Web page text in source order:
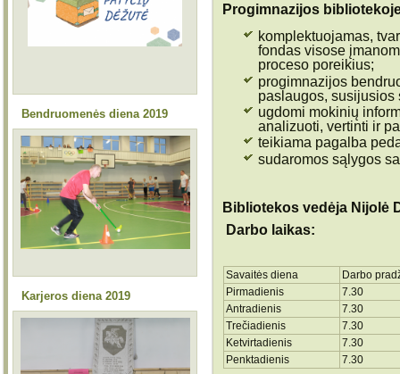
Bendruomenės diena 2019
Karjeros diena 2019
Progimnazijos
komplektuojamas,
fondas visose
proceso poreikius;
progimnazijos
paslaugos, susijusios
ugdomi mokinių
analizuoti, vertinti ir
teikiama pagalba
sudaromos sąlygos
Bibliotekos vedėja Nijolė
Darbo laikas:
Savaitės diena
Darbo
Pirmadienis
7.30
Antradienis
7.30
Trečiadienis
7.30
Ketvirtadienis
7.30
Penktadienis
7.30